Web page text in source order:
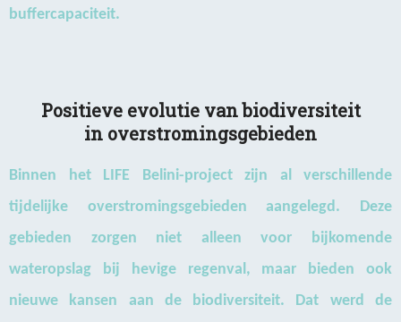
buffercapaciteit.
Positieve evolutie van biodiversiteit
in overstromingsgebieden
Binnen het LIFE Belini-project zijn al verschillende
tijdelijke overstromingsgebieden aangelegd. Deze
gebieden zorgen niet alleen voor bijkomende
wateropslag bij hevige regenval, maar bieden ook
nieuwe kansen aan de biodiversiteit. Dat werd de